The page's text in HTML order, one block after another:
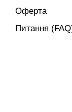
Оферта
Питання